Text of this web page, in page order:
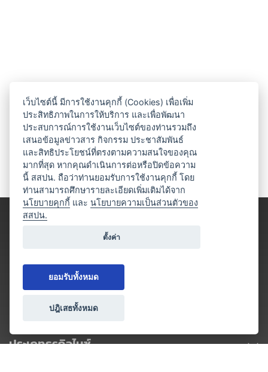
ประเภทธุรกิจไมซ์
เว็บไซต์นี้ มีการใช้งานคุกกี้ (Cookies) เพื่อเพิ่ม
ประสิทธิภาพในการให้บริการ และเพื่อพัฒนา
ประสบการณ์การใช้งานเว็บไซต์ของท่านรวมถึง
เสนอข้อมูลข่าวสาร กิจกรรม ประชาสัมพันธ์
และสิทธิประโยชน์ที่ตรงตามความสนใจของคุณ
มากที่สุด หากคุณดำเนินการต่อหรือปิดข้อความ
นี้ สสปน. ถือว่าท่านยอมรับการใช้งานคุกกี้ โดย
ท่านสามารถศึกษารายละเอียดเพิ่มเติมได้จาก
นโยบายคุกกี้ และนโยบายความเป็นส่วนตัวของ
สสปน.
ตั้งค่า
ยอมรับทั้งหมด
ปฎิเสธทั้งหมด